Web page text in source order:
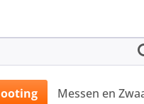
Messen en